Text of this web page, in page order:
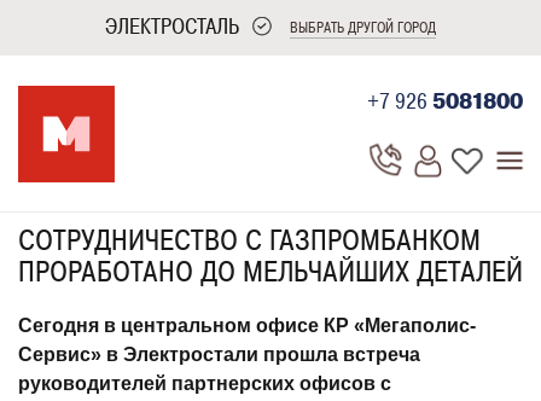
ЭЛЕКТРОСТАЛЬ ВЫБРАТЬ ДРУГОЙ ГОРОД
+7 926 5081800
СОТРУДНИЧЕСТВО С ГАЗПРОМБАНКОМ
ПРОРАБОТАНО ДО МЕЛЬЧАЙШИХ ДЕТАЛЕЙ
Сегодня в центральном офисе КР «Мегаполис-
Сервис» в Электростали прошла встреча
руководителей партнерских офисов с